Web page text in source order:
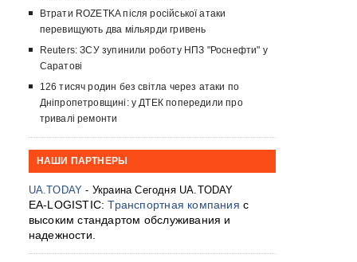
Втрати ROZETKA після російської атаки
перевищують два мільярди гривень
Reuters: ЗСУ зупинили роботу НПЗ "Роснефти" у
Саратові
126 тисяч родин без світла через атаки по
Дніпропетровщині: у ДТЕК попередили про
тривалі ремонти
НАШИ ПАРТНЕРЫ
UA.TODAY - Украина Сегодня UA.TODAY
EA-LOGISTIC:Транспортная компания с
высоким стандартом обслуживания и
надежности.